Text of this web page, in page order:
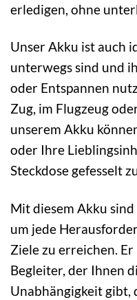
erledigen, ohne
Unser Akku ist auch
unterwegs sind und
oder Entspannen
Zug, im Flugzeug
unserem Akku
oder Ihre
Steckdose gefesselt
Mit diesem Akku
um jede
Ziele zu erreichen.
Begleiter, der Ihnen
Unabhängigkeit gibt,